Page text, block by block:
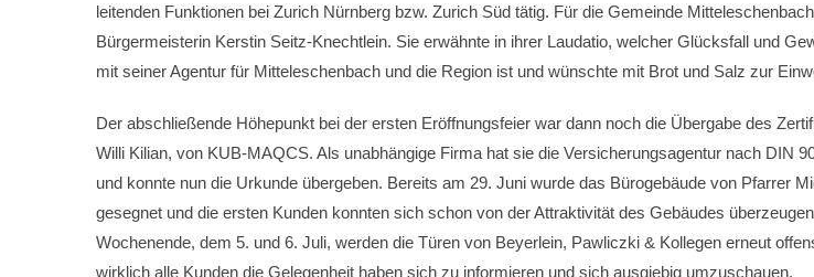
leitenden Funktionen bei Zurich Nürnberg bzw. Zurich Süd tätig. Für die Gemeinde
Bürgermeisterin Kerstin Seitz-Knechtlein. Sie erwähnte in ihrer Laudatio, welcher Glücksfall und
mit seiner Agentur für Mitteleschenbach und die Region ist und wünschte mit Brot und Salz zur
Der abschließende Höhepunkt bei der ersten Eröffnungsfeier war dann noch die Übergabe des
Willi Kilian, von KUB-MAQCS. Als unabhängige Firma hat sie die Versicherungsagentur nach DIN
und konnte nun die Urkunde übergeben. Bereits am 29. Juni wurde das Bürogebäude von Pfarrer
gesegnet und die ersten Kunden konnten sich schon von der Attraktivität des Gebäudes
Wochenende, dem 5. und 6. Juli, werden die Türen von Beyerlein, Pawliczki & Kollegen erneut
wirklich alle Kunden die Gelegenheit haben sich zu informieren und sich ausgiebig umzuschauen.